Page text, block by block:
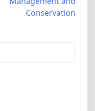
Conservation